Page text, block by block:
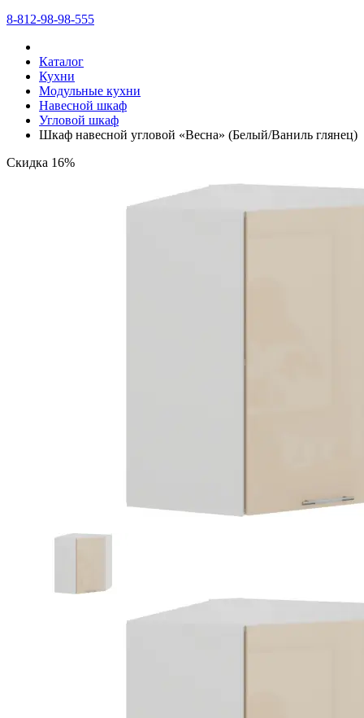
8-812-98-98-555
Каталог
Кухни
Модульные кухни
Навесной шкаф
Угловой шкаф
Шкаф навесной угловой «Весна» (Белый/Ваниль глянец)
Скидка 16%